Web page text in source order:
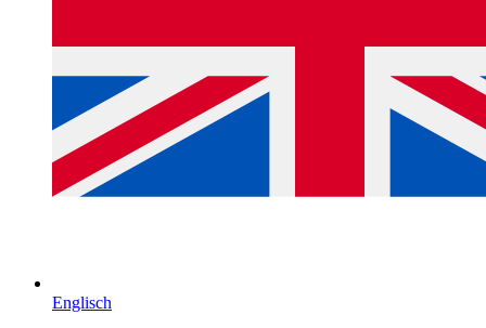
Englisch